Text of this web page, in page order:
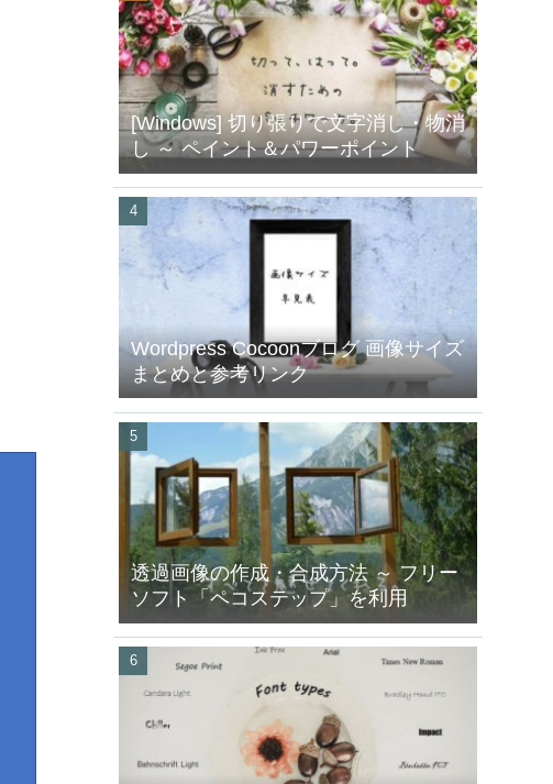
[Windows] 切り張りで文字消し・物消
し ～ ペイント＆パワーポイント
Wordpress Cocoonブログ 画像サイズ
まとめと参考リンク
透過画像の作成・合成方法 ～ フリー
ソフト「ペコステップ」を利用